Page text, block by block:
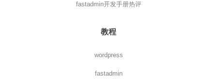
fastadmin开发手册热评
教程
wordpress
fastadmin